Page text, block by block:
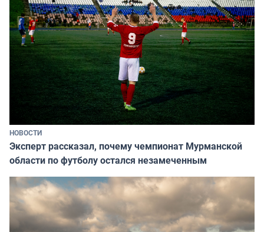
НОВОСТИ
Эксперт рассказал, почему чемпионат Мурманской
области по футболу остался незамеченным